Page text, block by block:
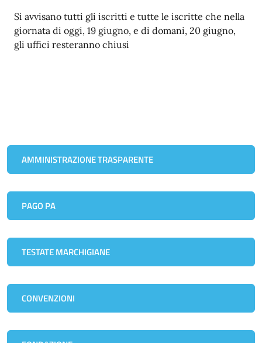
Si avvisano tutti gli iscritti e tutte le iscritte che nella
giornata di oggi, 19 giugno, e di domani, 20 giugno,
gli uffici resteranno chiusi
AMMINISTRAZIONE TRASPARENTE
PAGO PA
TESTATE MARCHIGIANE
CONVENZIONI